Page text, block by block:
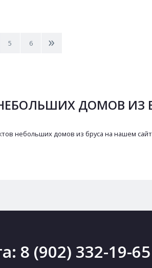
5 6 >
ДОМОВ ИЗ
небольших домов из бруса на нашем
8 (902) 332-19-65